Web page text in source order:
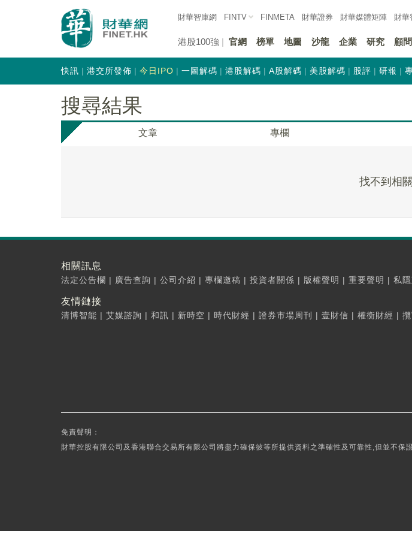
財華智庫網 FINTV FINMETA 財華證券 財華媒體矩陣 財華
港股100強 官網 榜單 地圖 沙龍 企業 研究 顧問
快訊 港交所發佈 今日IPO 一圖解碼 港股解碼 A股解碼 美股解碼 股評 研報
搜尋結果
文章 專欄
找不到相
相關訊息
法定公告欄 | 廣告查詢 | 公司介紹 | 專欄邀稿 | 投資者關係 | 版權聲明 | 重要聲明 | 私
友情鏈接
清博智能 | 艾媒諮詢 | 和訊 | 新時空 | 時代財經 | 證券市場周刊 | 壹財信 | 權衡財經 |
免責聲明：
財華控股有限公司及香港聯合交易所有限公司將盡力確保彼等所提供資料之準確性及可靠性,但並不保